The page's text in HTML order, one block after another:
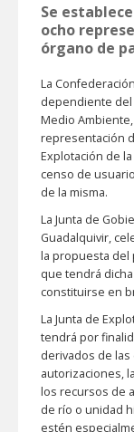
Se
ocho
órgano de
La
dependiente del
Medio
representación
Explotación de
censo de
de la misma.
La Junta de
Guadalquivir,
la propuesta del
que tendrá
constituirse en
La Junta de
tendrá por
derivados de
autorizaciones,
los recursos de
de río o unidad
estén